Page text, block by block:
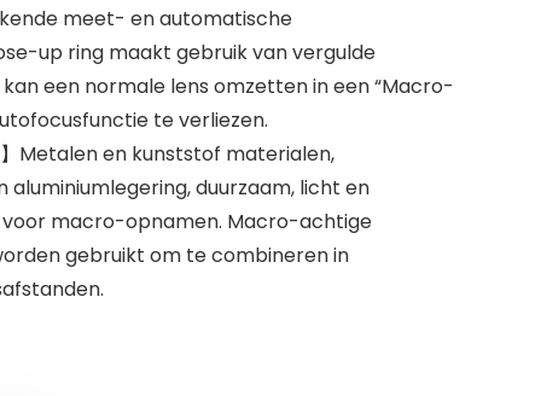
meet- en automatische
up ring maakt gebruik van vergulde
een normale lens omzetten in een “Macro-
te verliezen.
】Metalen en kunststof materialen,
aluminiumlegering, duurzaam, licht en
macro-opnamen. Macro-achtige
gebruikt om te combineren in